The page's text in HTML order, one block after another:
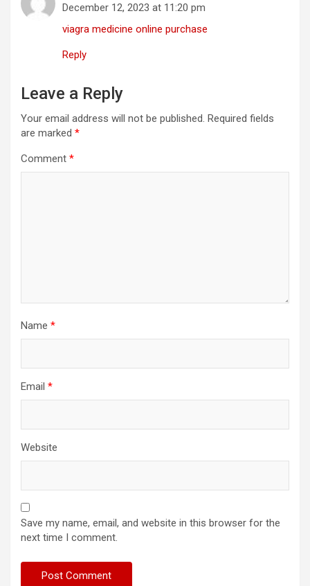
December 12, 2023 at 11:20 pm
viagra medicine online purchase
Reply
Leave a Reply
Your email address will not be published. Required fields
are marked *
Comment *
Name *
Email *
Website
Save my name, email, and website in this browser for the
next time I comment.